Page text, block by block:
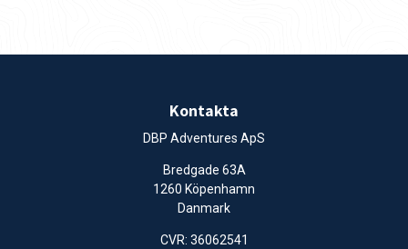
Kontakta
DBP Adventures ApS
Bredgade 63A
1260 Köpenhamn
Danmark
CVR: 36062541